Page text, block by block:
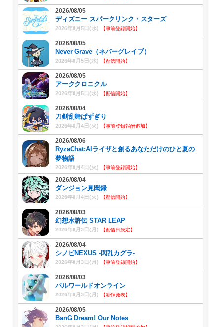
2026/08/05
ディズニー スパークリンク・スターズ
2026年8月5日(水) 【事前登録開始】
2026/08/05
Never Grave（ネバーグレイブ）
2026年8月5日(水) 【配信開始】
2026/08/05
アーククロニクル
2026年8月5日(水) 【配信開始】
2026/08/04
刀剣乱舞ぱずぎり
2026年8月4日(火) 【事前登録報酬追加】
2026/08/06
RyzaChat:AIライザと創るあなただけのひと夏の
夢物語
2026年8月4日(火) 【事前登録開始】
2026/08/04
ダンジョン見聞録
2026年8月4日(火) 【配信開始】
2026/08/03
幻想水滸伝 STAR LEAP
2026年8月3日(月) 【配信日決定】
2026/08/04
シノビNEXUS -閃乱カグラ-
2026年8月3日(月) 【事前登録開始】
2026/08/03
パルワールドオンライン
2026年8月3日(月) 【新作発表】
2026/08/05
BanG Dream! Our Notes